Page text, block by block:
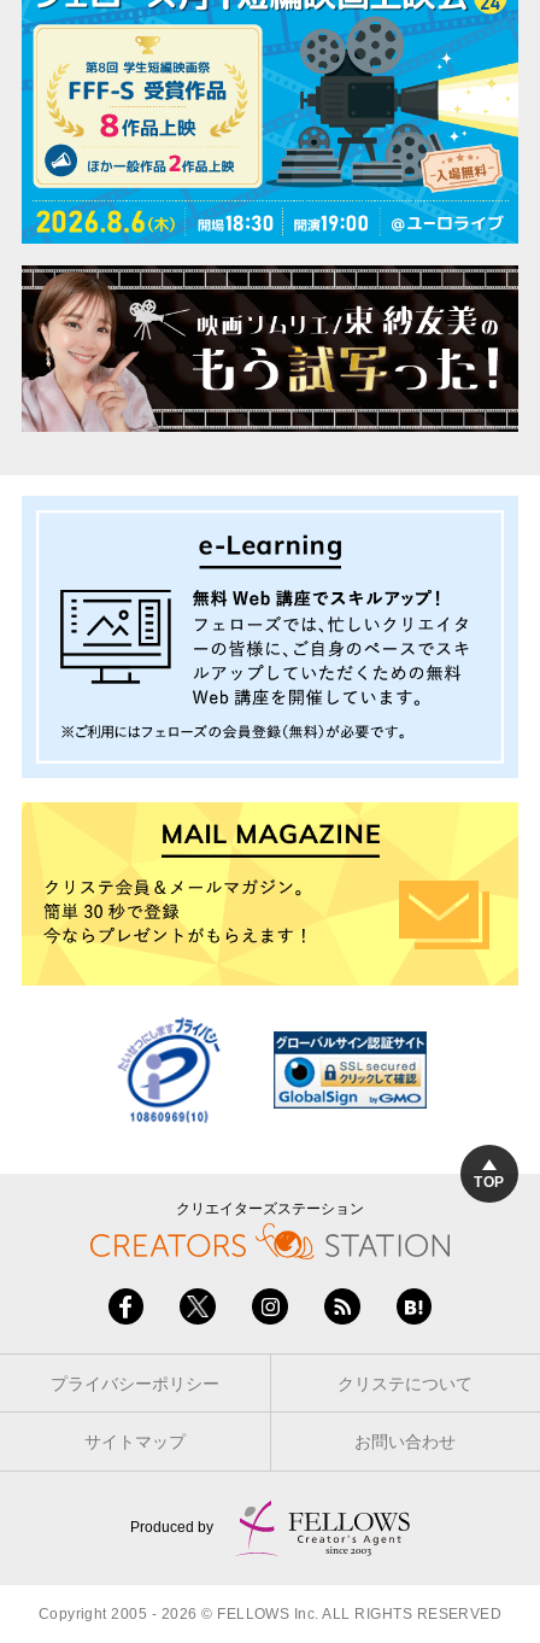
TOP
クリエイターズステーション
プライバシーポリシー クリステについて
サイトマップ お問い合わせ
Produced by
Copyright 2005 - 2026 © FELLOWS Inc. ALL RIGHTS RESERVED